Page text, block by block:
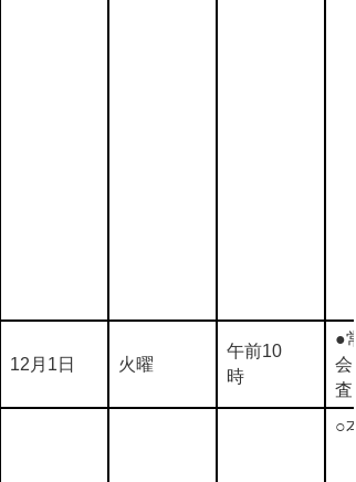
12月1日 火曜
午前10
時
●
会
査
○